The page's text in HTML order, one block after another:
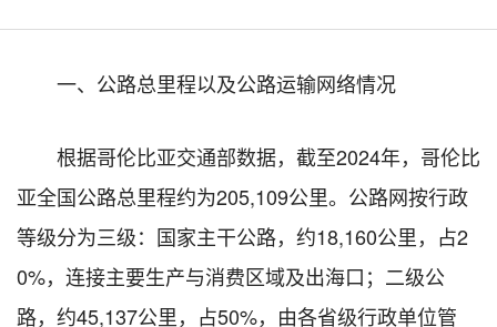
一、公路总里程以及公路运输网络情况
根据哥伦比亚交通部数据，截至2024年，哥伦比
亚全国公路总里程约为205,109公里。公路网按行政
等级分为三级：国家主干公路，约18,160公里，占2
0%，连接主要生产与消费区域及出海口；二级公
路，约45,137公里，占50%，由各省级行政单位管